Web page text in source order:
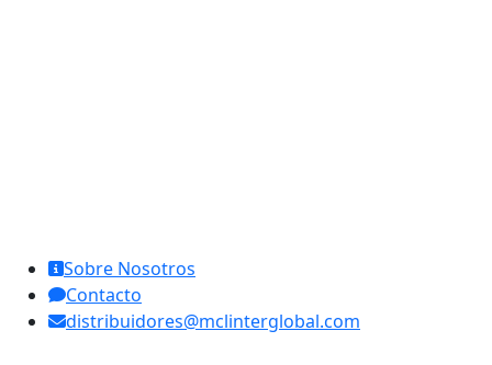
Sobre Nosotros
Contacto
distribuidores@mclinterglobal.com